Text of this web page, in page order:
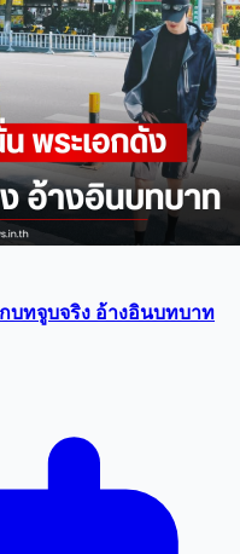
บทจูบจริง อ้างอินบทบาท